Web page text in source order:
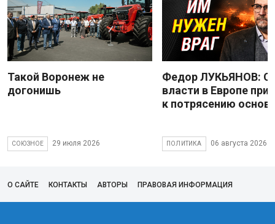
Такой Воронеж не
догонишь
СОЮЗНОЕ 29 июля 2026
Федор ЛУКЬЯНОВ:
власти в Европе
к потрясению основ
ПОЛИТИКА 06 августа 2026
О САЙТЕ КОНТАКТЫ АВТОРЫ ПРАВОВАЯ ИНФОРМАЦИЯ